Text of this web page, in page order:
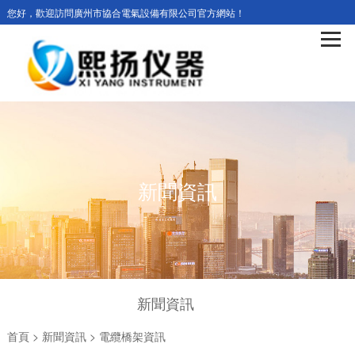
您好，歡迎訪問廣州市協合電氣設備有限公司官方網站！
新聞資訊
新聞資訊
首頁> 新聞資訊> 電纜橋架資訊